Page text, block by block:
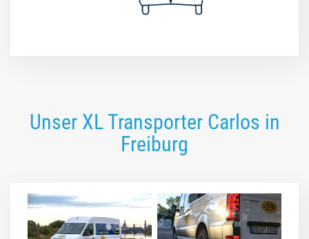
Unser XL Transporter Carlos in
Freiburg